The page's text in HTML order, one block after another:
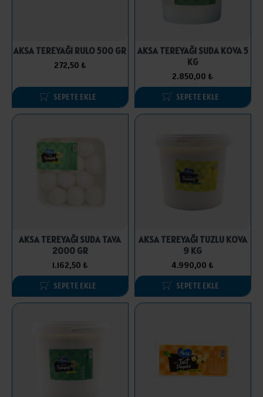
AKSA TEREYAĞI RULO 500 GR
272,50 ₺
SEPETE EKLE
AKSA TEREYAĞI SUDA KOVA 5
KG
2.850,00 ₺
SEPETE EKLE
AKSA TEREYAĞI SUDA TAVA
2000 GR
1.162,50 ₺
SEPETE EKLE
AKSA TEREYAĞI TUZLU KOVA
9 KG
4.990,00 ₺
SEPETE EKLE